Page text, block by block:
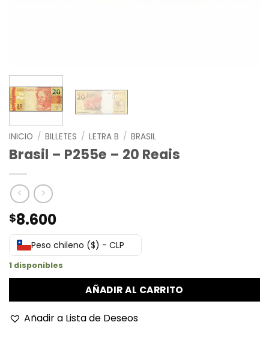
INICIO / BILLETES / LETRA B / BRASIL
Brasil – P255e – 20 Reais
$8.600
Peso chileno ($) - CLP
1 disponibles
AÑADIR AL CARRITO
Añadir a Lista de Deseos